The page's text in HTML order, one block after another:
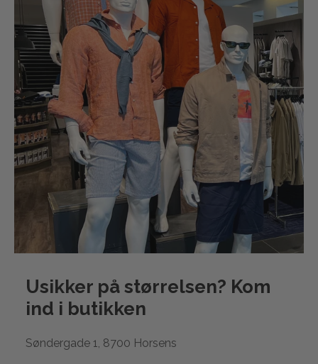
Usikker på størrelsen? Kom
ind i butikken
Søndergade 1, 8700 Horsens